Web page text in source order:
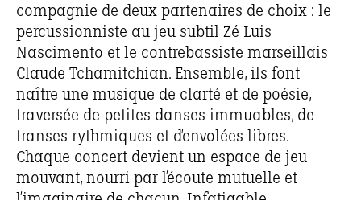
compagnie de deux partenaires de choix : le
percussionniste au jeu subtil Zé Luis
Nascimento et le contrebassiste marseillais
Claude Tchamitchian. Ensemble, ils font
naître une musique de clarté et de poésie,
traversée de petites danses immuables, de
transes rythmiques et d’envolées libres.
Chaque concert devient un espace de jeu
mouvant, nourri par l’écoute mutuelle et